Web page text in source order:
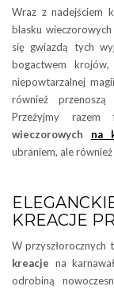
Wraz z nadejściem
blasku
się gwiazdą tych
bogactwem
niepowtarzalnej
również
Przeżyjmy razem
wieczorowych na
ubraniem, ale
KREACJE
W przyszłorocznych
kreacje na
odrobiną